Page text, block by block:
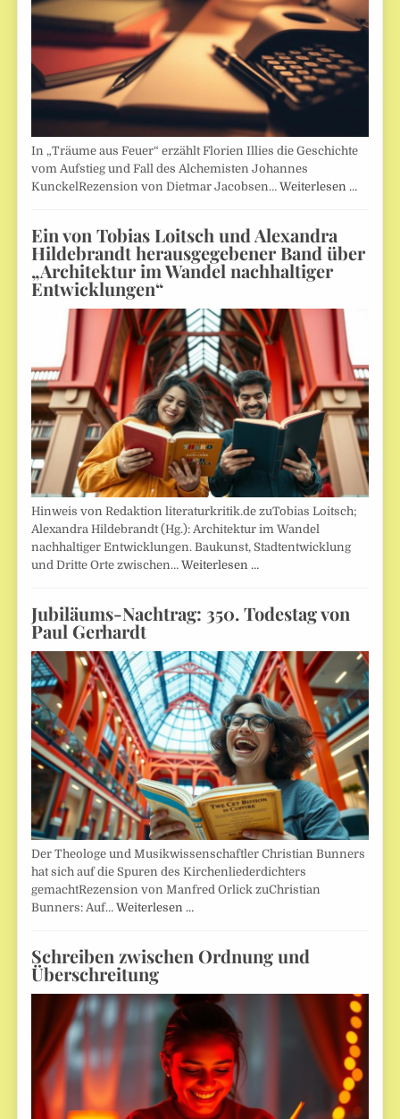
In „Träume aus Feuer“ erzählt Florien Illies die Geschichte
vom Aufstieg und Fall des Alchemisten Johannes
KunckelRezension von Dietmar Jacobsen…Weiterlesen …
Ein von Tobias Loitsch und Alexandra
Hildebrandt herausgegebener Band über
„Architektur im Wandel nachhaltiger
Entwicklungen“
Hinweis von Redaktion literaturkritik.de zuTobias Loitsch;
Alexandra Hildebrandt (Hg.): Architektur im Wandel
nachhaltiger Entwicklungen. Baukunst, Stadtentwicklung
und Dritte Orte zwischen…Weiterlesen …
Jubiläums-Nachtrag: 350. Todestag von
Paul Gerhardt
Der Theologe und Musikwissenschaftler Christian Bunners
hat sich auf die Spuren des Kirchenliederdichters
gemachtRezension von Manfred Orlick zuChristian
Bunners: Auf…Weiterlesen …
Schreiben zwischen Ordnung und
Überschreitung